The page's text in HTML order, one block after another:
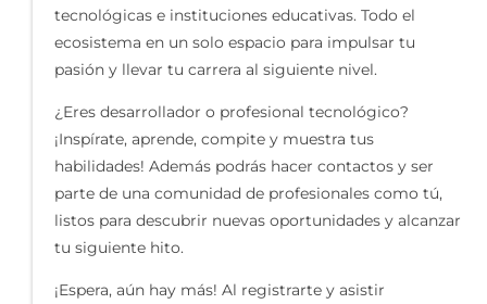
tecnológicas e instituciones educativas. Todo el
ecosistema en un solo espacio para impulsar tu
pasión y llevar tu carrera al siguiente nivel.
¿Eres desarrollador o profesional tecnológico?
¡Inspírate, aprende, compite y muestra tus
habilidades! Además podrás hacer contactos y ser
parte de una comunidad de profesionales como tú,
listos para descubrir nuevas oportunidades y alcanzar
tu siguiente hito.
¡Espera, aún hay más! Al registrarte y asistir